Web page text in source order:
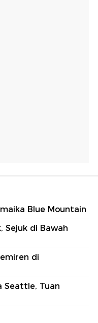
Blue Mountain
Sejuk di Bawah
di
Seattle, Tuan